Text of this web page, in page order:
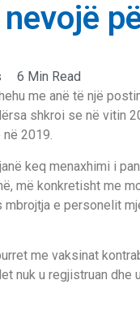
6 Min Read
me anë të një
shkroi se në vitin
2019.
keq menaxhimi i
më konkretisht me
mbrojtja e personelit
me vaksinat
nuk u regjistruan